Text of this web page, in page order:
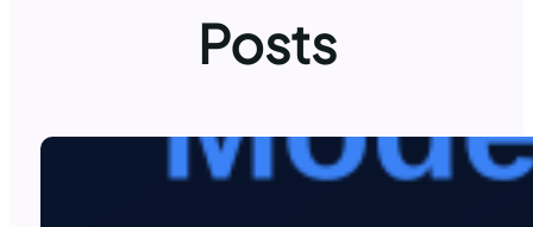
Posts